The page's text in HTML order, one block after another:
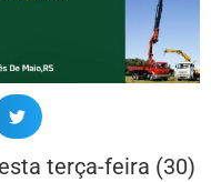
terça-feira (30)